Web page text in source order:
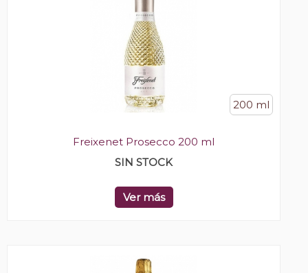
200 ml
Freixenet Prosecco 200 ml
SIN STOCK
Ver más